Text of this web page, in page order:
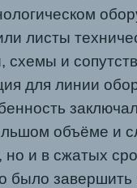
листы
схемы и
для линии
объёме и
но и в сжатыx
было завершить